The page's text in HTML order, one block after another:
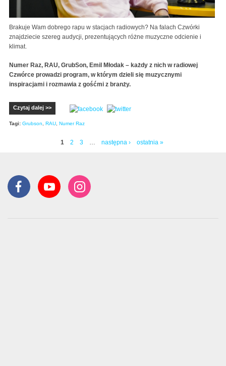
Brakuje Wam dobrego rapu w stacjach radiowych? Na falach Czwórki
znajdziecie szereg audycji, prezentujących różne muzyczne odcienie i
klimat.
Numer Raz, RAU, GrubSon, Emil Młodak – każdy z nich w radiowej
Czwórce prowadzi program, w którym dzieli się muzycznymi
inspiracjami i rozmawia z gośćmi z branży.
Czytaj dalej >>
Tagi: Grubson, RAU, Numer Raz
1 2 3 … następna › ostatnia »